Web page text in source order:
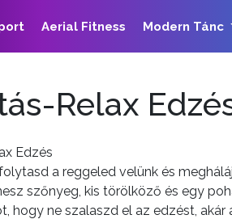
Aerial Fitness Modern Tánc
Relax
Edzés
a reggeled velünk és
szőnyeg, kis törölköző és egy
hogy ne szalaszd el az edzést, akár